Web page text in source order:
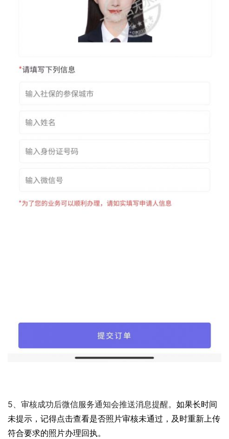
5、审核成功后微信服务通知会推送消息提醒。 如果长时间
未提示，记得点击查看是否照片审核未通过，及时重新上传
符合要求的照片办理回执。